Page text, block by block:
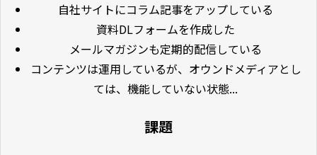
自社サイトにコラム記事をアップしている
資料DLフォームを作成した
メールマガジンも定期的配信している
コンテンツは運用しているが、オウンドメディアとし
ては、機能していない状態...
課題